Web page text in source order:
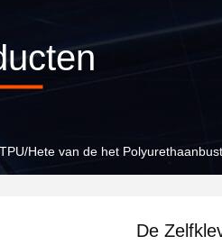
Hete van de het
De